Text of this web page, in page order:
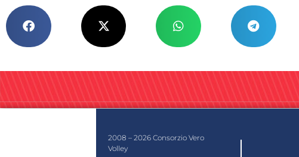
2008 – 2026 Consorzio Vero
Volley